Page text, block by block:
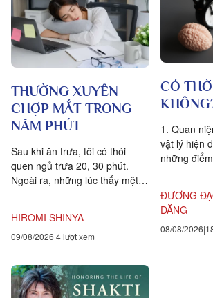
THƯỜNG XUYÊN
CHỢP MẮT TRONG
NĂM PHÚT
Sau khi ăn trưa, tôi có thói
quen ngủ trưa 20, 30 phút.
Ngoài ra, những lúc thấy mệt
HIROMI SHINYA
09/08/2026 4 lượt xem
CÓ
1. Quan
vật lý hiện
những
ĐƯƠNG
ĐĂNG
08/08/2026